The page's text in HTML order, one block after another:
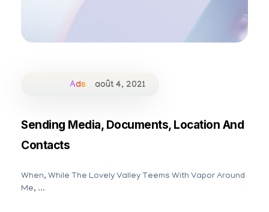
août 4, 2021
Ads
Sending Media, Documents, Location And
Contacts
When, While The Lovely Valley Teems With Vapor Around
Me, ...